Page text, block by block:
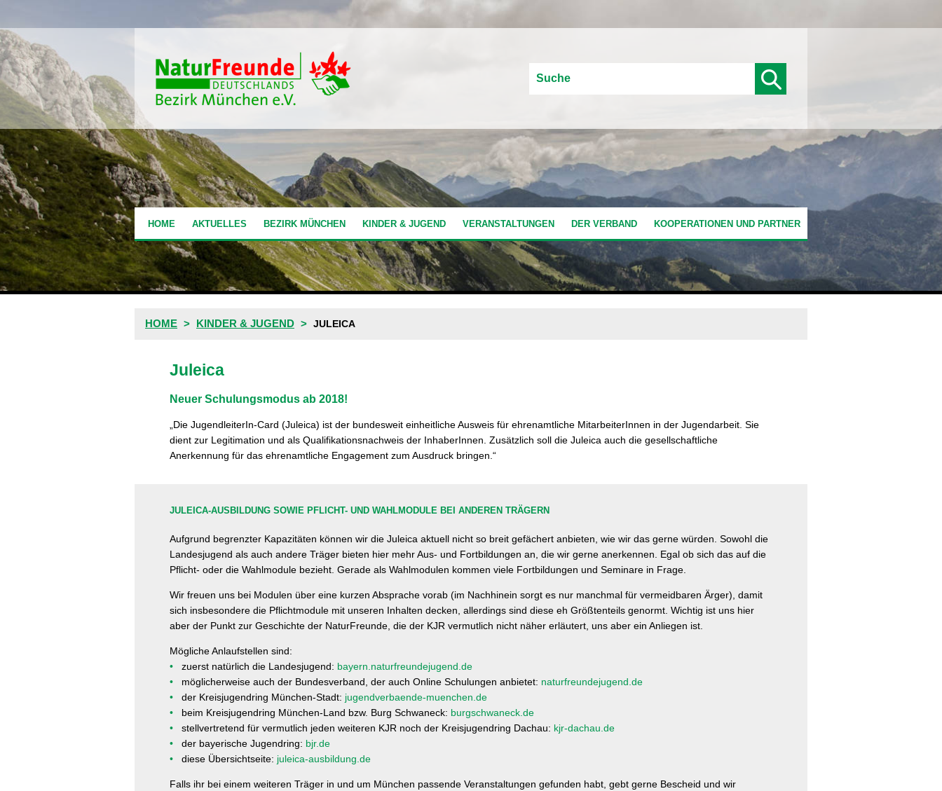
HOME AKTUELLES BEZIRK MÜNCHEN KINDER & JUGEND VERANSTALTUNGEN DER VERBAND KOOPERATIONEN UND PARTNER
HOME KINDER & JUGEND JULEICA
Juleica
Neuer Schulungsmodus ab 2018!
„Die JugendleiterIn-Card (Juleica) ist der bundesweit einheitliche Ausweis für ehrenamtliche MitarbeiterInnen in der Jugendarbeit. Sie
dient zur Legitimation und als Qualifikationsnachweis der InhaberInnen. Zusätzlich soll die Juleica auch die gesellschaftliche
Anerkennung für das ehrenamtliche Engagement zum Ausdruck bringen.“
JULEICA-AUSBILDUNG SOWIE PFLICHT- UND WAHLMODULE BEI ANDEREN TRÄGERN
Aufgrund begrenzter Kapazitäten können wir die Juleica aktuell nicht so breit gefächert anbieten, wie wir das gerne würden. Sowohl die
Landesjugend als auch andere Träger bieten hier mehr Aus- und Fortbildungen an, die wir gerne anerkennen. Egal ob sich das auf die
Pflicht- oder die Wahlmodule bezieht. Gerade als Wahlmodulen kommen viele Fortbildungen und Seminare in Frage.
Wir freuen uns bei Modulen über eine kurzen Absprache vorab (im Nachhinein sorgt es nur manchmal für vermeidbaren Ärger), damit
sich insbesondere die Pflichtmodule mit unseren Inhalten decken, allerdings sind diese eh Größtenteils genormt. Wichtig ist uns hier
aber der Punkt zur Geschichte der NaturFreunde, die der KJR vermutlich nicht näher erläutert, uns aber ein Anliegen ist.
Mögliche Anlaufstellen sind:
zuerst natürlich die Landesjugend: bayern.naturfreundejugend.de
möglicherweise auch der Bundesverband, der auch Online Schulungen anbietet: naturfreundejugend.de
der Kreisjugendring München-Stadt: jugendverbaende-muenchen.de
beim Kreisjugendring München-Land bzw. Burg Schwaneck: burgschwaneck.de
stellvertretend für vermutlich jeden weiteren KJR noch der Kreisjugendring Dachau: kjr-dachau.de
der bayerische Jugendring: bjr.de
diese Übersichtseite: juleica-ausbildung.de
Falls ihr bei einem weiteren Träger in und um München passende Veranstaltungen gefunden habt, gebt gerne Bescheid und wir